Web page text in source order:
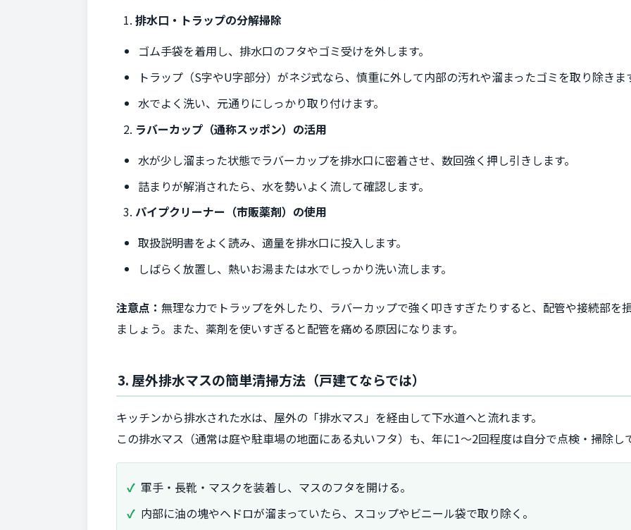
排水口・トラップの分解掃除
ゴム手袋を着用し、排水口のフタやゴミ受けを外します。
トラップ（S字やU字部分）がネジ式なら、慎重に外して内部の汚れや溜まったゴミを取り除きま
水でよく洗い、元通りにしっかり取り付けます。
ラバーカップ（通称スッポン）の活用
水が少し溜まった状態でラバーカップを排水口に密着させ、数回強く押し引きします。
詰まりが解消されたら、水を勢いよく流して確認します。
パイプクリーナー（市販薬剤）の使用
取扱説明書をよく読み、適量を排水口に投入します。
しばらく放置し、熱いお湯または水でしっかり洗い流します。
注意点： 無理な力でトラップを外したり、ラバーカップで強く叩きすぎたりすると、配管や接続部を
ましょう。また、薬剤を使いすぎると配管を痛める原因になります。
3. 屋外排水マスの簡単清掃方法（戸建てならでは）
キッチンから排水された水は、屋外の「排水マス」を経由して下水道へと流れます。
この排水マス（通常は庭や駐車場の地面にある丸いフタ）も、年に1〜2回程度は自分で点検・掃除し
軍手・長靴・マスクを装着し、マスのフタを開ける。
内部に油の塊やヘドロが溜まっていたら、スコップやビニール袋で取り除く。